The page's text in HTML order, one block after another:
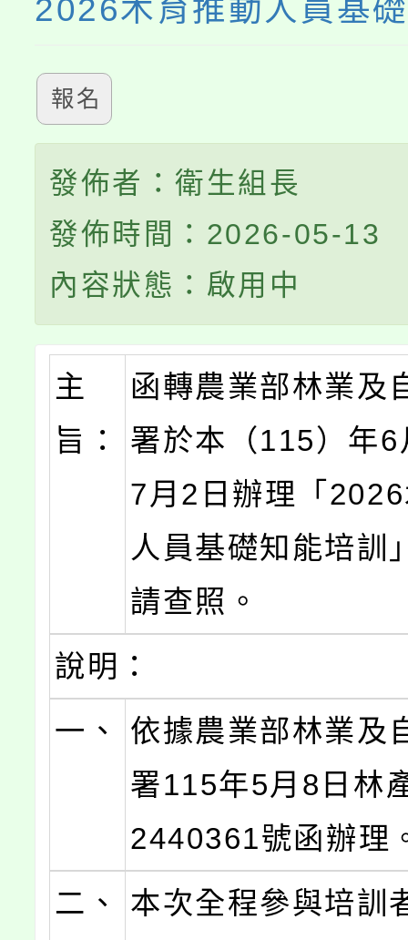
2026木育推動人員基
報名
發佈者：衛生組長
發佈時間：2026-05-13
內容狀態：啟用中
主
旨：
函轉農業部林業及
署於本（115）年
7月2日辦理「
人員基礎知能培訓
請查照。
說明：
一、
依據農業部林業及
署115年5月8日林
2440361號函辦理
二、
本次全程參與培訓